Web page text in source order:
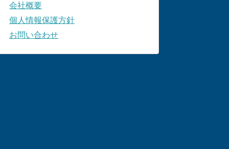
会社概要
個人情報保護方針
お問い合わせ